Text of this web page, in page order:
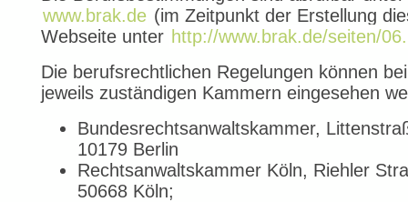
www.brak.de (im Zeitpunkt der Erstellung
Webseite unter http://www.brak.de/seiten/
Die berufsrechtlichen Regelungen können
jeweils zuständigen Kammern eingesehen
Bundesrechtsanwaltskammer,
10179 Berlin
Rechtsanwaltskammer Köln, Riehler
50668 Köln;